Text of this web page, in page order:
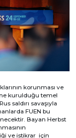
korunması ve
kurulduğu temel
saldırı savaşıyla
FUEN bu
Bayan Herbst
ve istikrar için